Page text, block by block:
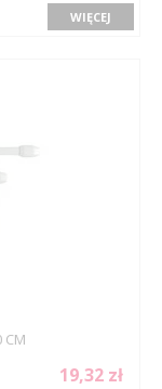
WIĘCEJ
CM
19,32 zł